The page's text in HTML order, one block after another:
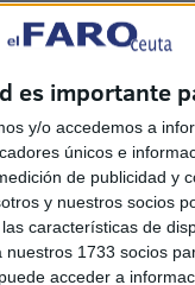
es importante
y/o accedemos a
únicos e
de publicidad y
y nuestros socios
características de
1733 socios
acceder a
“España es
nos han usado